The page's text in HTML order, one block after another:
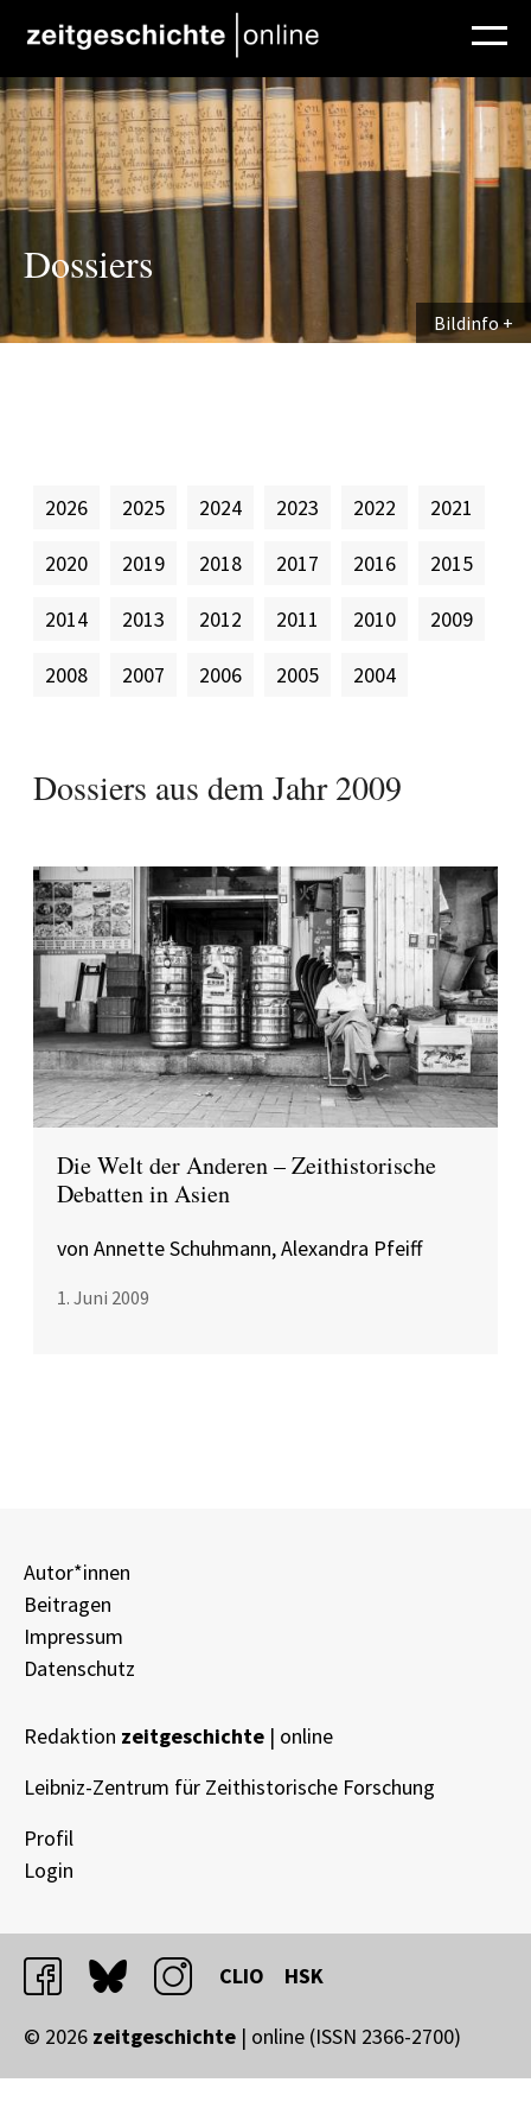
Direkt zum Inhalt
Dossiers
Bildinfo
2026 2025 2024 2023 2022 2021
2020 2019 2018 2017 2016 2015
2014 2013 2012 2011 2010 2009
2008 2007 2006 2005 2004
Dossiers aus dem Jahr2009
Die Welt der Anderen – Zeithistorische
Debatten in Asien
von Annette Schuhmann, Alexandra Pfeiff
1. Juni 2009
Autor*innen
Beitragen
Impressum
Datenschutz
Redaktion zeitgeschichte | online
Leibniz-Zentrum für Zeithistorische Forschung
Profil
Login
facebookbluesky instagram
CLIO HSK
© 2026 zeitgeschichte | online (ISSN 2366-2700)